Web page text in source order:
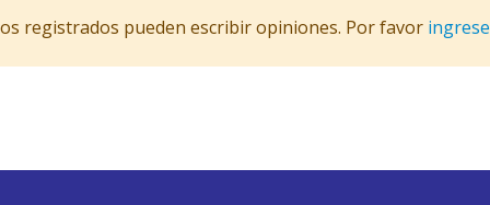
registrados pueden escribir opiniones. Por favor ingrese